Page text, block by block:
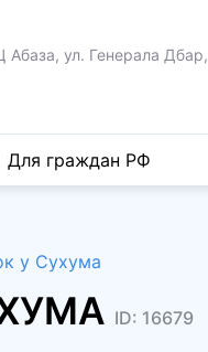
Абаза, ул. Генерала Дбар,
Для граждан РФ
у Сухума
ID: 16679